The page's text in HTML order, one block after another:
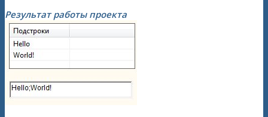
Результат работы проекта